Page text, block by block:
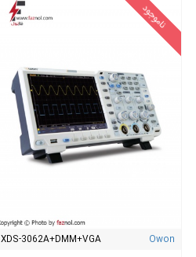
ناموجود
Owon
XDS-3062A+DMM+VGA